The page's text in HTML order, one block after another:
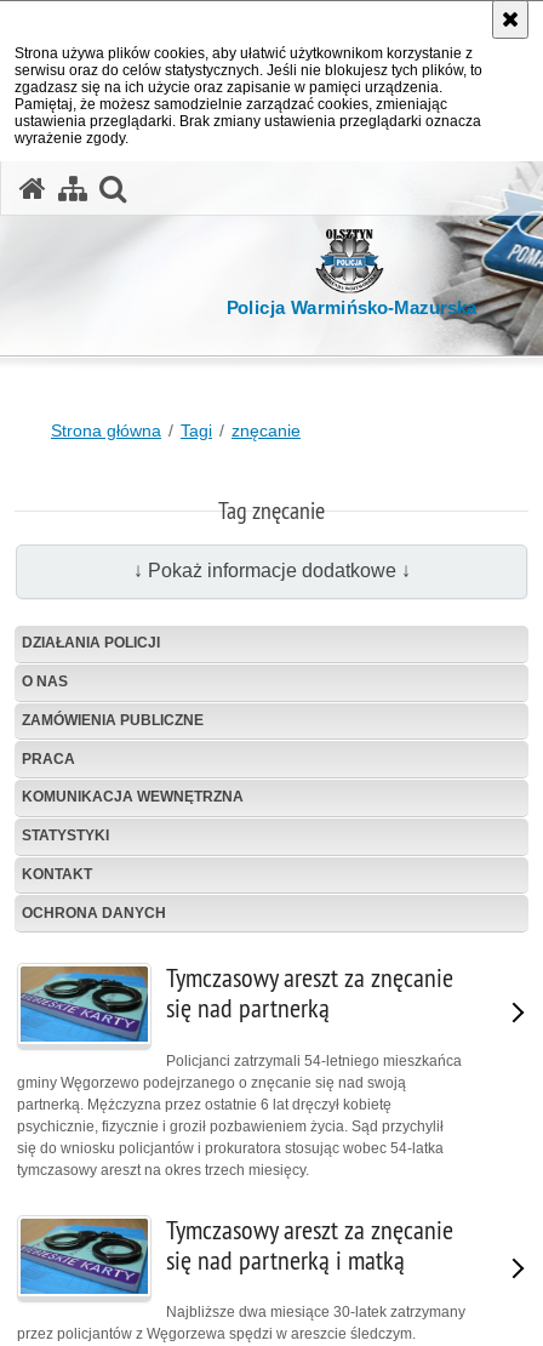
Strona używa plików cookies, aby ułatwić użytkownikom korzystanie z
serwisu oraz do celów statystycznych. Jeśli nie blokujesz tych plików, to
zgadzasz się na ich użycie oraz zapisanie w pamięci urządzenia.
Pamiętaj, że możesz samodzielnie zarządzać cookies, zmieniając
ustawienia przeglądarki. Brak zmiany ustawienia przeglądarki oznacza
wyrażenie zgody.
Policja Warmińsko-Mazurska
Strona główna Tagi znęcanie
Tag znęcanie
↓ Pokaż informacje dodatkowe ↓
DZIAŁANIA POLICJI
O NAS
ZAMÓWIENIA PUBLICZNE
PRACA
KOMUNIKACJA WEWNĘTRZNA
STATYSTYKI
KONTAKT
OCHRONA DANYCH
Tymczasowy areszt za znęcanie
się nad partnerką
Policjanci zatrzymali 54-letniego mieszkańca
gminy Węgorzewo podejrzanego o znęcanie się nad swoją
partnerką. Mężczyzna przez ostatnie 6 lat dręczył kobietę
psychicznie, fizycznie i groził pozbawieniem życia. Sąd przychylił
się do wniosku policjantów i prokuratora stosując wobec 54-latka
tymczasowy areszt na okres trzech miesięcy.
Tymczasowy areszt za znęcanie
się nad partnerką i matką
Najbliższe dwa miesiące 30-latek zatrzymany
przez policjantów z Węgorzewa spędzi w areszcie śledczym.